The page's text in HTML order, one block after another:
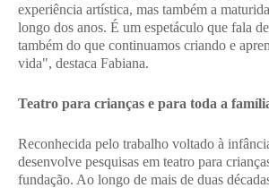
experiência artística, mas também a
longo dos anos. É um espetáculo que fala
também do que continuamos criando e
vida", destaca Fabiana.
Teatro para crianças e para toda a
Reconhecida pelo trabalho voltado à
desenvolve pesquisas em teatro para
fundação. Ao longo de mais de duas